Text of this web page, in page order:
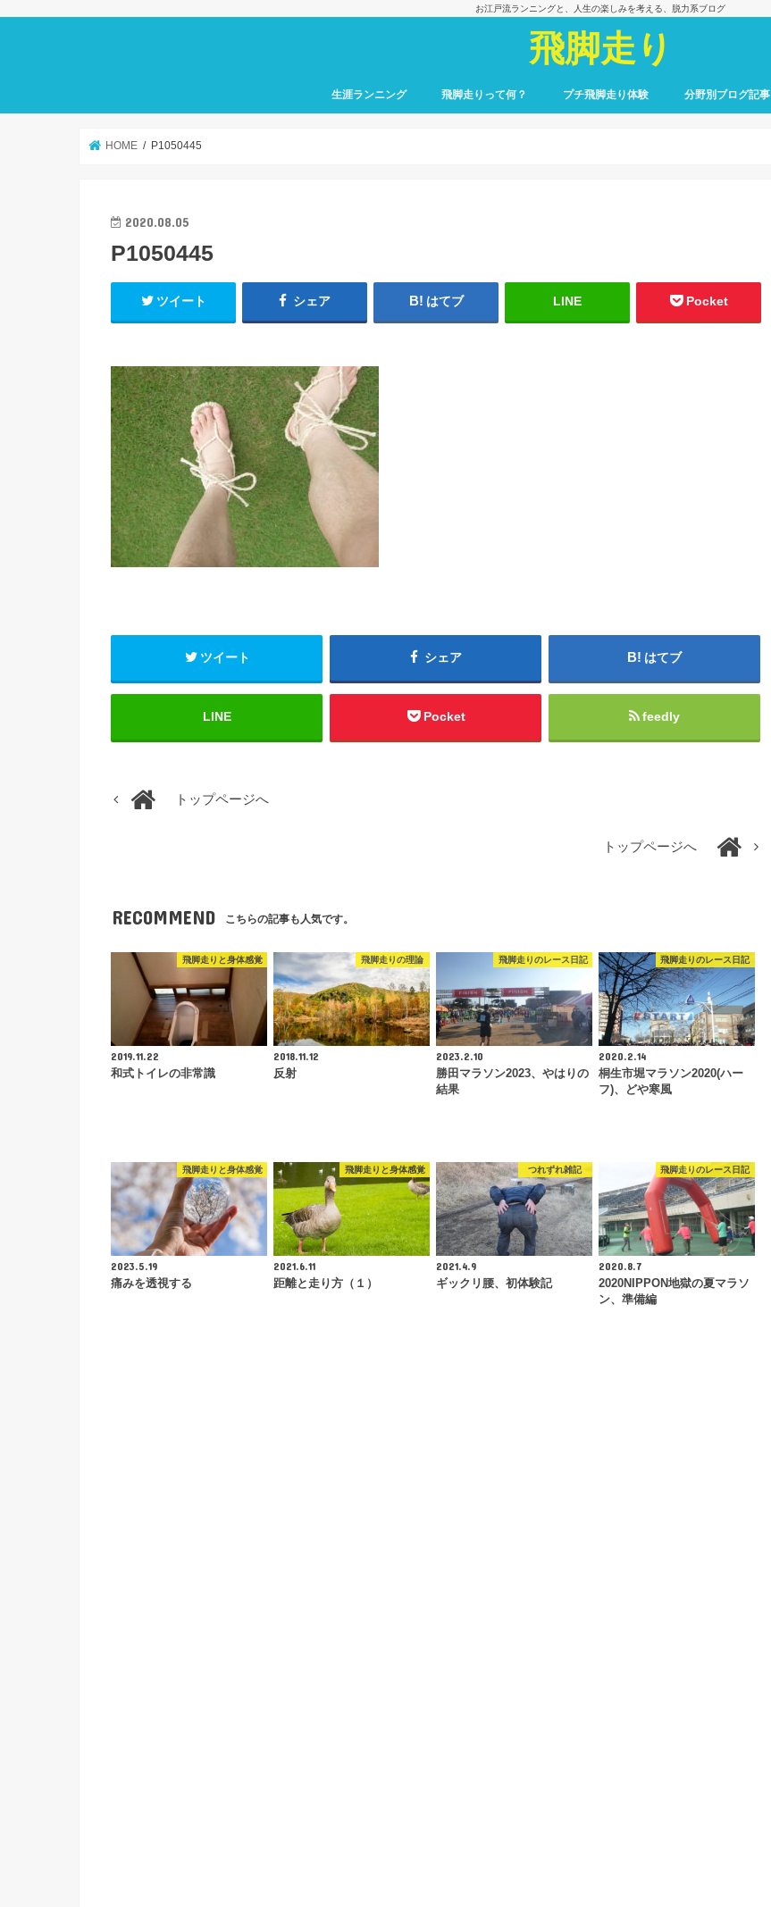
お江戸流ランニングと、人生の楽しみを考える、脱力系ブログ
飛脚走り
生涯ランニング 飛脚走りって何？ プチ飛脚走り体験 分野別ブログ記事
HOME P1050445
2020.08.05
P1050445
ツイート シェア はてブ LINE Pocket
ツイート シェア はてブ
LINE Pocket feedly
トップページへ
トップページへ
RECOMMEND こちらの記事も人気です。
飛脚走りと身体感覚
2019.11.22
和式トイレの非常識
飛脚走りの理論
2018.11.12
反射
飛脚走りのレース日記
2023.2.10
勝田マラソン2023、やはりの
結果
飛脚走りのレース日記
2020.2.14
桐生市堀マラソン2020(ハー
フ)、どや寒風
飛脚走りと身体感覚
2023.5.19
痛みを透視する
飛脚走りと身体感覚
2021.6.11
距離と走り方（１）
つれずれ雑記
2021.4.9
ギックリ腰、初体験記
飛脚走りのレース日記
2020.8.7
2020NIPPON地獄の夏マラソ
ン、準備編